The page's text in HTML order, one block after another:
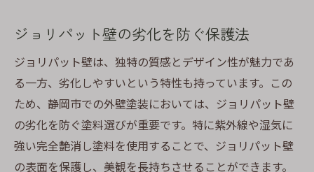
ジョリパット壁の劣化を防ぐ保護法
ジョリパット壁は、独特の質感とデザイン性が魅力であ
る一方、劣化しやすいという特性も持っています。この
ため、静岡市での外壁塗装においては、ジョリパット壁
の劣化を防ぐ塗料選びが重要です。特に紫外線や湿気に
強い完全艶消し塗料を使用することで、ジョリパット壁
の表面を保護し、美観を長持ちさせることができます。